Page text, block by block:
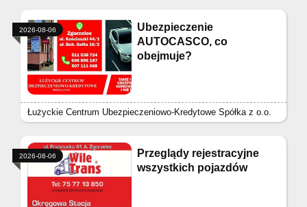
Ubezpieczenie
AUTOCASCO, co
obejmuje?
Łużyckie Centrum Ubezpieczeniowo-Kredytowe Spółka z o.o.
2026-08-06
Przeglądy rejestracyjne
wszystkich pojazdów
2026-08-06